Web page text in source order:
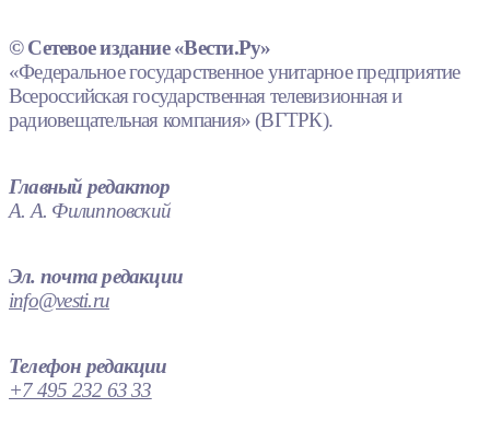
© Сетевое издание «Вести.Ру»
«Федеральное государственное унитарное предприятие
Всероссийская государственная телевизионная и
радиовещательная компания» (ВГТРК).
Главный редактор
А. А. Филипповский
Эл. почта редакции
info@vesti.ru
Телефон редакции
+7 495 232 63 33